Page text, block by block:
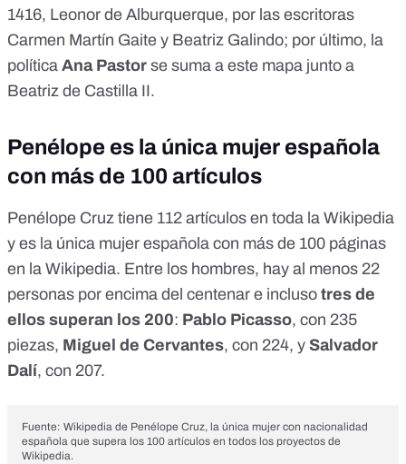
1416, Leonor de Alburquerque, por las escritoras
Carmen Martín Gaite y Beatriz Galindo; por último, la
política Ana Pastor se suma a este mapa junto a
Beatriz de Castilla II.
Penélope es la única mujer española
con más de 100 artículos
Penélope Cruz tiene 112 artículos en toda la Wikipedia
y es la única mujer española con más de 100 páginas
en la Wikipedia. Entre los hombres, hay al menos 22
personas por encima del centenar e incluso tres de
ellos superan los 200: Pablo Picasso, con 235
piezas, Miguel de Cervantes, con 224, y Salvador
Dalí, con 207.
Fuente: Wikipedia de Penélope Cruz, la única mujer con nacionalidad
española que supera los 100 artículos en todos los proyectos de
Wikipedia.